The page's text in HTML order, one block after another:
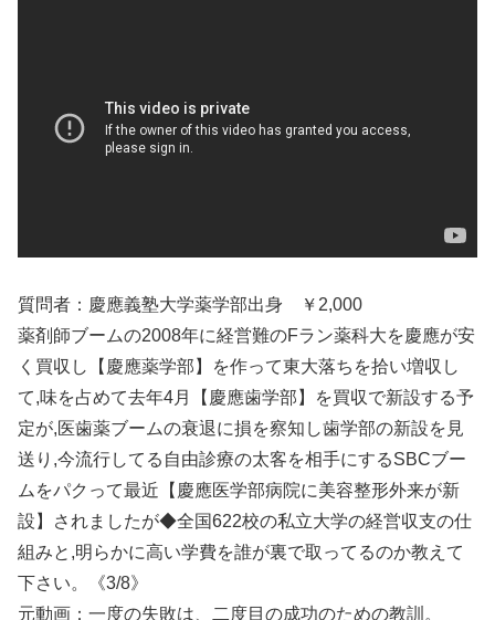
質問者：慶應義塾大学薬学部出身 ￥2,000
薬剤師ブームの2008年に経営難のFラン薬科大を慶應が安
く買収し【慶應薬学部】を作って東大落ちを拾い増収し
て,味を占めて去年4月【慶應歯学部】を買収で新設する予
定が,医歯薬ブームの衰退に損を察知し歯学部の新設を見
送り,今流行してる自由診療の太客を相手にするSBCブー
ムをパクって最近【慶應医学部病院に美容整形外来が新
設】されましたが◆全国622校の私立大学の経営収支の仕
組みと,明らかに高い学費を誰が裏で取ってるのか教えて
下さい。《3/8》
元動画：一度の失敗は、二度目の成功のための教訓。